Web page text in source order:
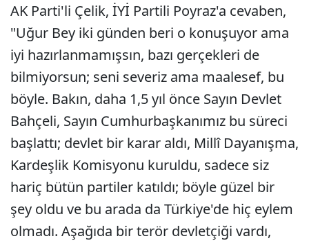
AK Parti'li Çelik, İYİ Partili Poyraz'a cevaben,
"Uğur Bey iki günden beri o konuşuyor ama
iyi hazırlanmamışsın, bazı gerçekleri de
bilmiyorsun; seni severiz ama maalesef, bu
böyle. Bakın, daha 1,5 yıl önce Sayın Devlet
Bahçeli, Sayın Cumhurbaşkanımız bu süreci
başlattı; devlet bir karar aldı, Millî Dayanışma,
Kardeşlik Komisyonu kuruldu, sadece siz
hariç bütün partiler katıldı; böyle güzel bir
şey oldu ve bu arada da Türkiye'de hiç eylem
olmadı. Aşağıda bir terör devletçiği vardı,